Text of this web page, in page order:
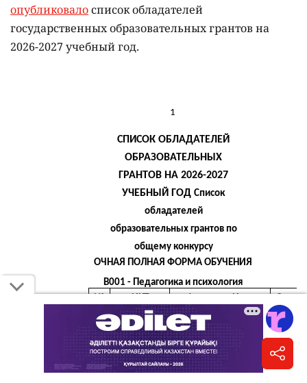
опубликовалосписок обладателей
государственных образовательных грантов на
2026-2027 учебный год.
Приём документов в высшие учебные заведения
продлится до 25 августа 2026 года.
В этом году для участия в конкурсе на грант